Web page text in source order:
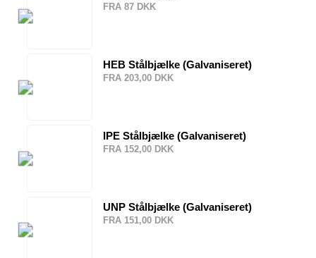
FRA 87 DKK
HEB Stålbjælke (Galvaniseret)
FRA 203,00 DKK
IPE Stålbjælke (Galvaniseret)
FRA 152,00 DKK
UNP Stålbjælke (Galvaniseret)
FRA 151,00 DKK